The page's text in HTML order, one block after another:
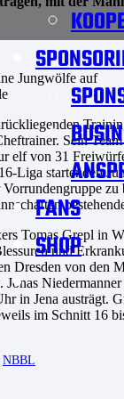
FANS
SHOP
Jungwölfe auf
Sein
elf von 31
Liga startenden
Tomas Grepl in
und
Dresden von
Jonas
in Jena austrägt.
im Schnitt 16
NBBL